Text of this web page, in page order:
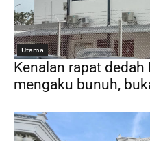
Utama
Kenalan rapat
mengaku bunuh,